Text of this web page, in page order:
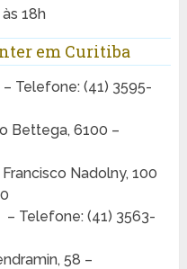
18h
em Curitiba
Telefone: (41) 3595-
Bettega, 6100 –
Francisco Nadolny, 100
– Telefone: (41) 3563-
58 –